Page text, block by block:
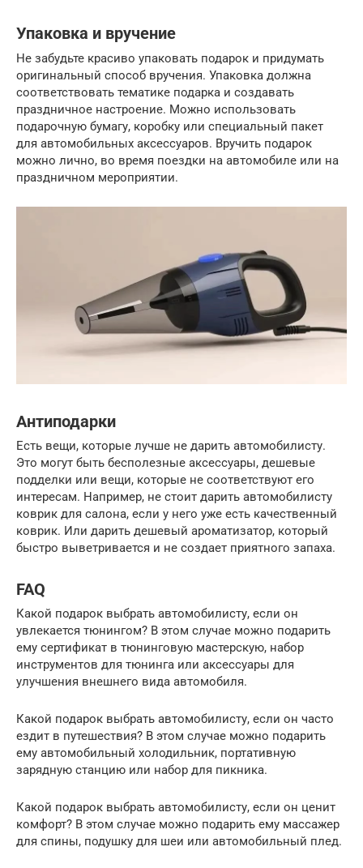
Упаковка и вручение
Не забудьте красиво упаковать подарок и придумать
оригинальный способ вручения. Упаковка должна
соответствовать тематике подарка и создавать
праздничное настроение. Можно использовать
подарочную бумагу, коробку или специальный пакет
для автомобильных аксессуаров. Вручить подарок
можно лично, во время поездки на автомобиле или на
праздничном мероприятии.
Антиподарки
Есть вещи, которые лучше не дарить автомобилисту.
Это могут быть бесполезные аксессуары, дешевые
подделки или вещи, которые не соответствуют его
интересам. Например, не стоит дарить автомобилисту
коврик для салона, если у него уже есть качественный
коврик. Или дарить дешевый ароматизатор, который
быстро выветривается и не создает приятного запаха.
FAQ
Какой подарок выбрать автомобилисту, если он
увлекается тюнингом? В этом случае можно подарить
ему сертификат в тюнинговую мастерскую, набор
инструментов для тюнинга или аксессуары для
улучшения внешнего вида автомобиля.
Какой подарок выбрать автомобилисту, если он часто
ездит в путешествия? В этом случае можно подарить
ему автомобильный холодильник, портативную
зарядную станцию или набор для пикника.
Какой подарок выбрать автомобилисту, если он ценит
комфорт? В этом случае можно подарить ему массажер
для спины, подушку для шеи или автомобильный плед.